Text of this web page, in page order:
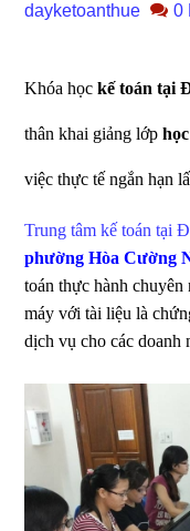
dayketoanthue 0
Khóa họckế toán tại
thân khai giảng lớp
việc thực tế ngắn hạn
Trung tâm kế toán tại
phường Hòa Cường
toán thực hành chuyên
máy với tài liệu là
dịch vụ cho các doanh